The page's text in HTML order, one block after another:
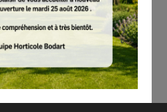
Angle : 0°. Très puissant faisceau